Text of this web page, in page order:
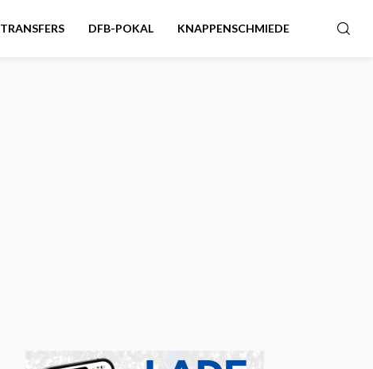
TRANSFERS DFB-POKAL KNAPPENSCHMIEDE